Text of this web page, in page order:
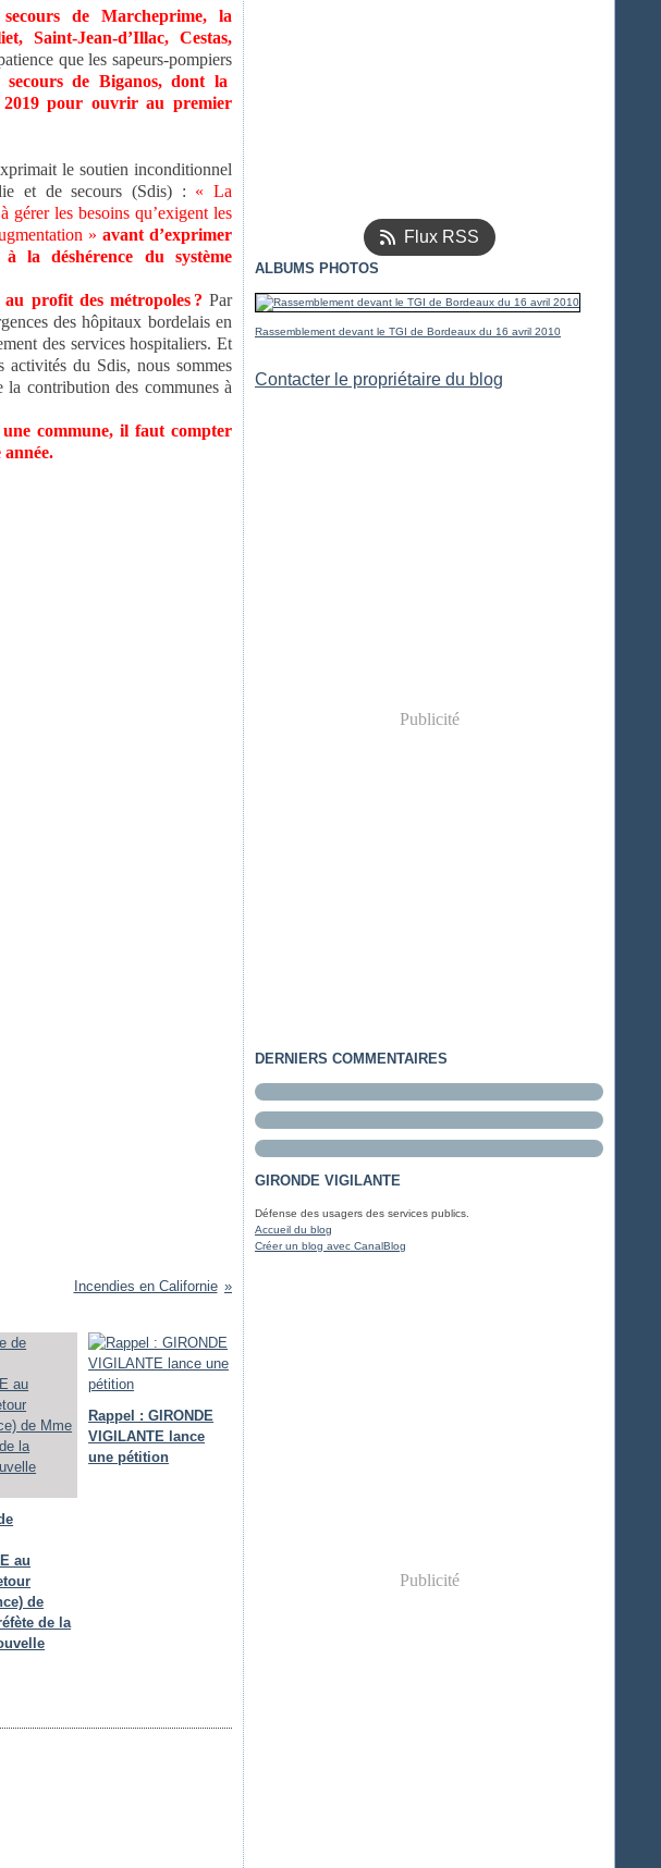
de Marcheprime, la
Saint-Jean-d’Illac, Cestas,
que les sapeurs-pompiers
de Biganos, dont la
2019 pour ouvrir au premier
le soutien inconditionnel
et de secours (Sdis) : « La
les besoins qu’exigent les
» avant d’exprimer
la déshérence du système
profit des métropoles ? Par
des hôpitaux bordelais en
des services hospitaliers. Et
activités du Sdis, nous sommes
contribution des communes à
commune, il faut compter
Incendies en Californie
au
de
de la
Rappel : GIRONDE
VIGILANTE lance
une pétition
Flux RSS
ALBUMS PHOTOS
Rassemblement devant le TGI de Bordeaux du 16 avril 2010
Contacter le propriétaire du blog
Publicité
DERNIERS COMMENTAIRES
GIRONDE VIGILANTE
Défense des usagers des services publics.
Accueil du blog
Créer un blog avec CanalBlog
Publicité